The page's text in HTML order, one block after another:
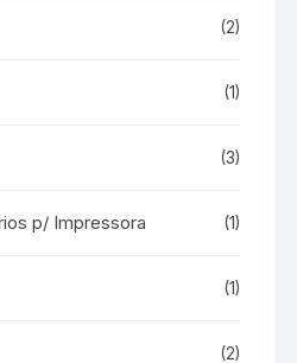
(2)
(1)
(3)
p/ Impressora (1)
(1)
(2)